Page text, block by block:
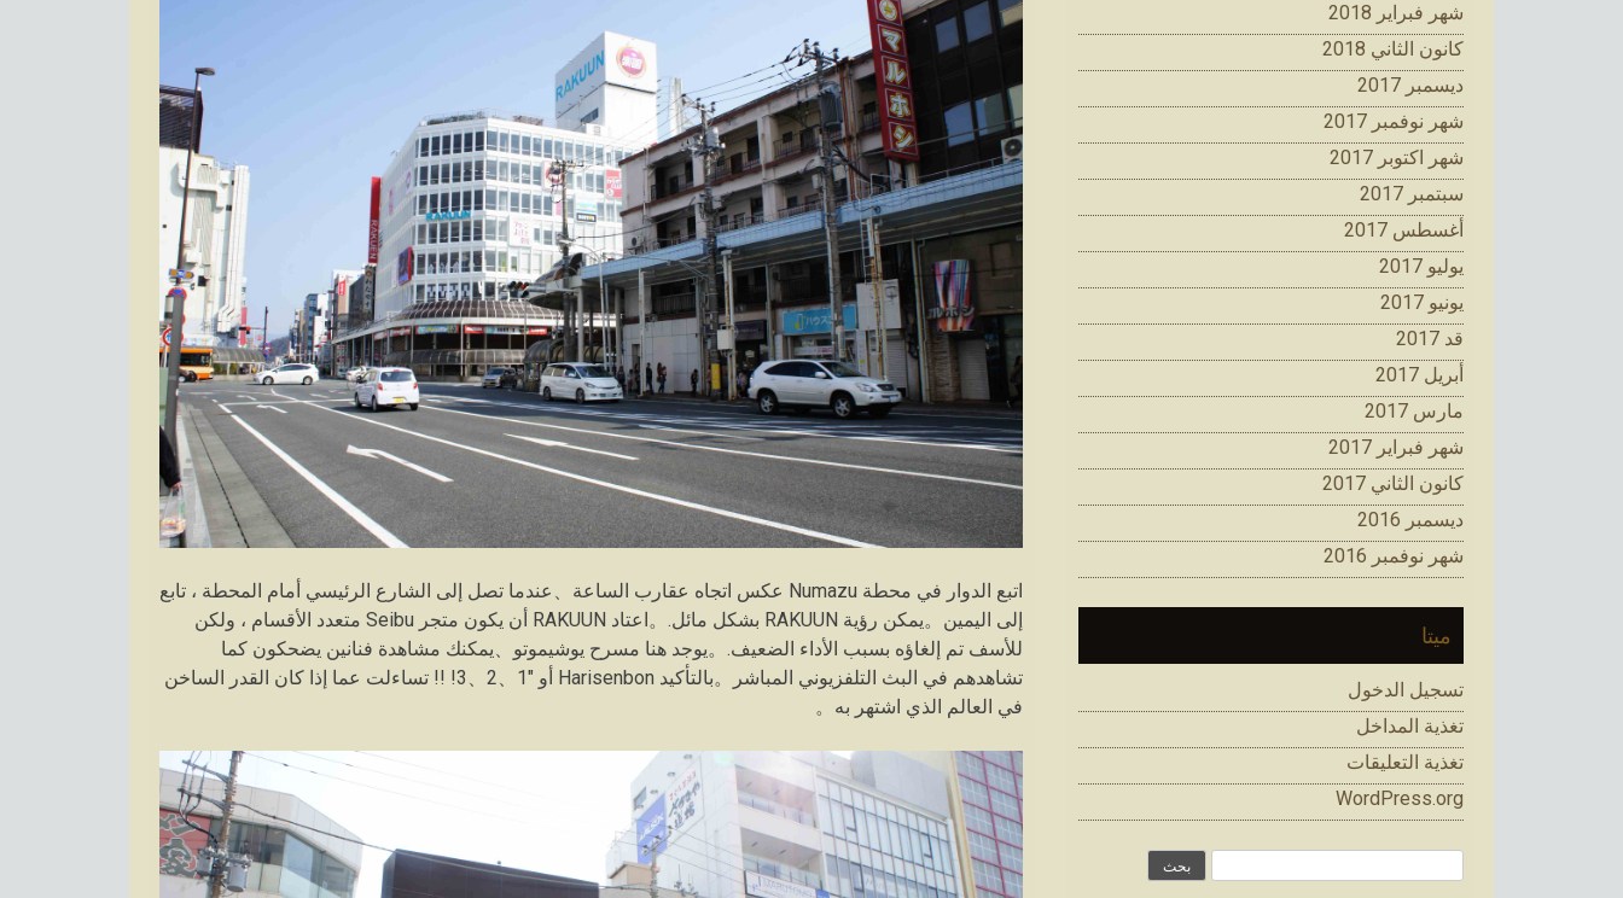
اتبع الدوار في محطة Numazu عكس اتجاه عقارب الساعة、عندما تصل إلى الشارع الرئيسي أمام المحطة ، تابع
إلى اليمين。يمكن رؤية RAKUUN بشكل مائل.。اعتاد RAKUUN أن يكون متجر Seibu متعدد الأقسام ، ولكن
للأسف تم إلغاؤه بسبب الأداء الضعيف.。يوجد هنا مسرح يوشيموتو、يمكنك مشاهدة فنانين يضحكون كما
تشاهدهم في البث التلفزيوني المباشر。بالتأكيد Harisenbon أو "1、2、3! !! تساءلت عما إذا كان القدر الساخن
في العالم الذي اشتهر به。
شهر فبراير 2018
كانون الثاني 2018
ديسمبر 2017
شهر نوفمبر 2017
شهر اكتوبر 2017
سبتمبر 2017
أغسطس 2017
يوليو 2017
يونيو 2017
قد 2017
أبريل 2017
مارس 2017
شهر فبراير 2017
كانون الثاني 2017
ديسمبر 2016
شهر نوفمبر 2016
ميتا
تسجيل الدخول
تغذية المداخل
تغذية التعليقات
WordPress.org